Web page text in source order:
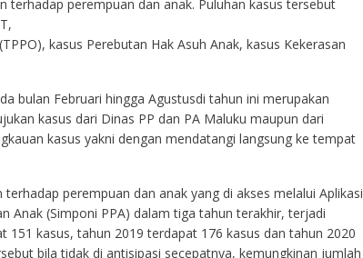
terhadap perempuan dan anak. Puluhan kasus tersebut
kasus Perebutan Hak Asuh Anak, kasus Kekerasan
bulan Februari hingga Agustusdi tahun ini merupakan
kasus dari Dinas PP dan PA Maluku maupun dari
kasus yakni dengan mendatangi langsung ke tempat
perempuan dan anak yang di akses melalui Aplikasi
Anak (Simponi PPA) dalam tiga tahun terakhir, terjadi
151 kasus, tahun 2019 terdapat 176 kasus dan tahun 2020
bila tidak di antisipasi secepatnya, kemungkinan jumlah